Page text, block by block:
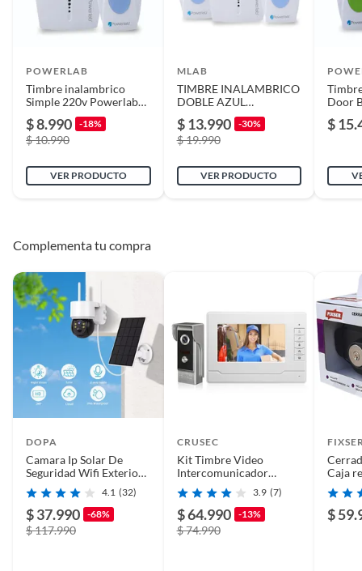
POWERLAB
Timbre inalambrico
Simple 220v Powerlab
$ 8.990 -18%
$ 10.990
VER PRODUCTO
MLAB
TIMBRE INALAMBRICO
DOBLE AZUL
POWERLAB 7069
$ 13.990 -30%
$ 19.990
VER PRODUCTO
Door
$
Complementa tu compra
DOPA
Camara Ip Solar De
Seguridad Wifi Exterior
Hd 1080p Icsee 4.1 (32)
$ 37.990 -68%
$ 117.990
CRUSEC
Kit Timbre Video
Intercomunicador
Camara Visión
Nocturna
3.9 (7)
$ 64.990 -13%
$ 74.990
Caja
$